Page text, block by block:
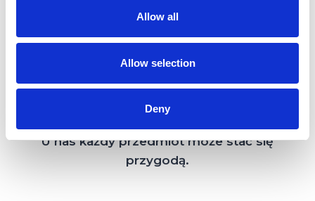
Allow all
Allow selection
Deny
sposób.
Zmieniamy tradycyjne podejście do szkoły.
Dajemy przestrzeń do kreatywności,
współpracy i samodzielnego odkrywania
U nas każdy przedmiot może stać się
przygodą.